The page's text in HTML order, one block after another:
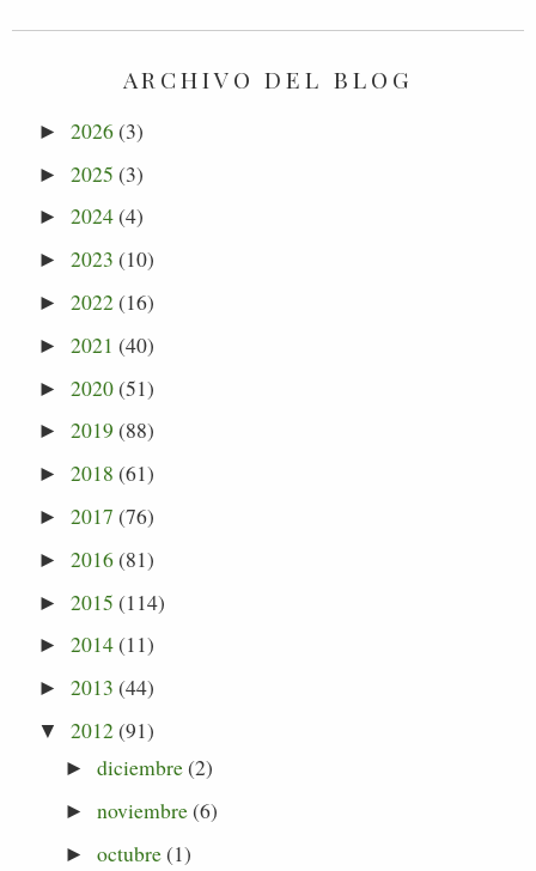
ARCHIVO DEL BLOG
►2026(3)
►2025 (3)
►2024(4)
►2023 (10)
►2022(16)
►2021 (40)
►2020(51)
►2019 (88)
►2018 (61)
►2017 (76)
►2016(81)
►2015 (114)
►2014(11)
►2013 (44)
▼ 2012(91)
► diciembre(2)
► noviembre(6)
► octubre(1)